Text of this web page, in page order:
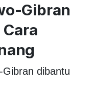
Gibran
dibantu